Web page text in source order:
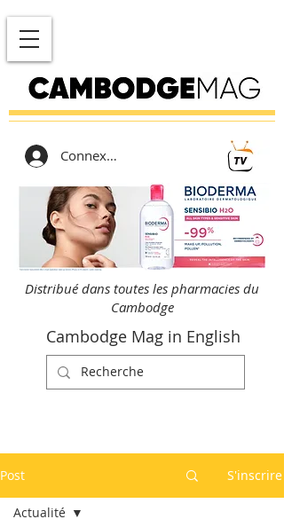
Connexion
Distribué dans toutes les pharmacies du
Cambodge
Cambodge Mag in English
Post S'inscrire
Actualité